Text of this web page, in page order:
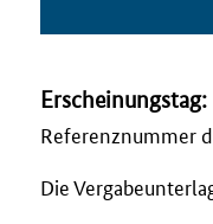
Erscheinungstag:
Referenznummer
Die